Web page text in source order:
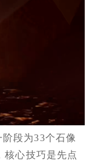
段为33个石像
核心技巧是先点